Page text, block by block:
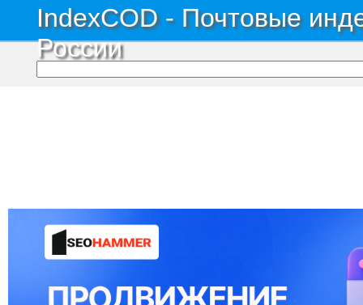
IndexCOD - Почтовые
России